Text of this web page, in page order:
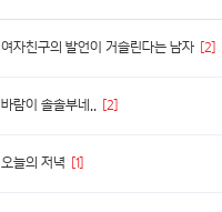
여자친구의 발언이 거슬린다는 남자 [2]
바람이 솔솔부네.. [2]
오늘의 저녁 [1]